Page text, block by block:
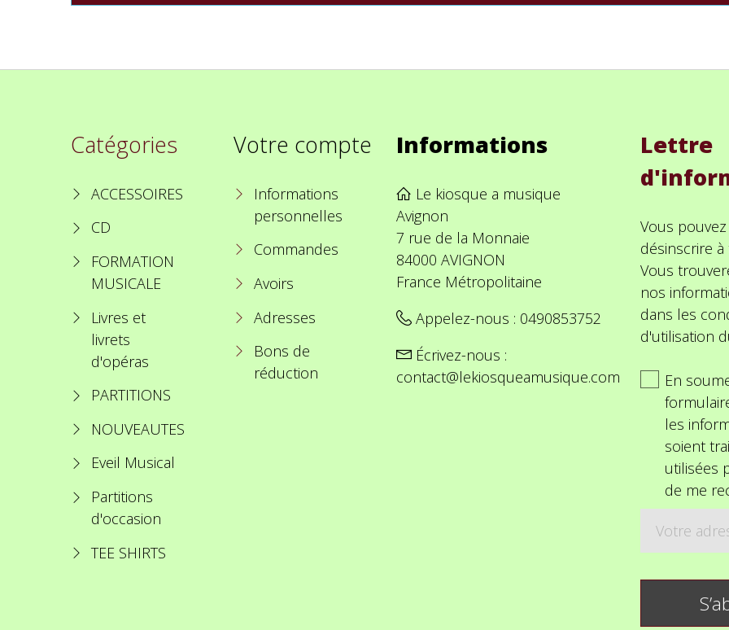
Catégories
ACCESSOIRES
CD
FORMATION
MUSICALE
Livres et
livrets
d'opéras
PARTITIONS
NOUVEAUTES
Eveil Musical
Partitions
d'occasion
TEE SHIRTS
Votre compte
Informations
personnelles
Commandes
Avoirs
Adresses
Bons de
réduction
Informations
Le kiosque a musique
Avignon
7 rue de la Monnaie
84000 AVIGNON
France Métropolitaine
Appelez-nous : 0490853752
Écrivez-nous :
contact@lekiosqueamusique.com
Lettre
Vous
désinscrire
Vous
nos
dans les
d'utilisation
En
les
soient
utilisées
de me